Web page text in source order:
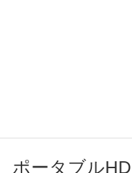
ポータブル